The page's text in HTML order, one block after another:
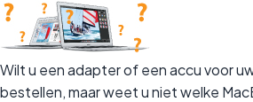
Wilt u eenadapterof eenaccuvoor
bestellen, maar weet u niet welke